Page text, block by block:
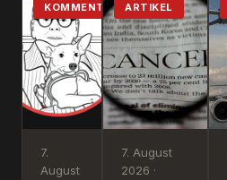
KOMMENTAR
7.
August
ARTIKEL
7. August
2026 ·